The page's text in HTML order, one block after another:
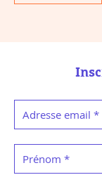
Adresse email *
Prénom *